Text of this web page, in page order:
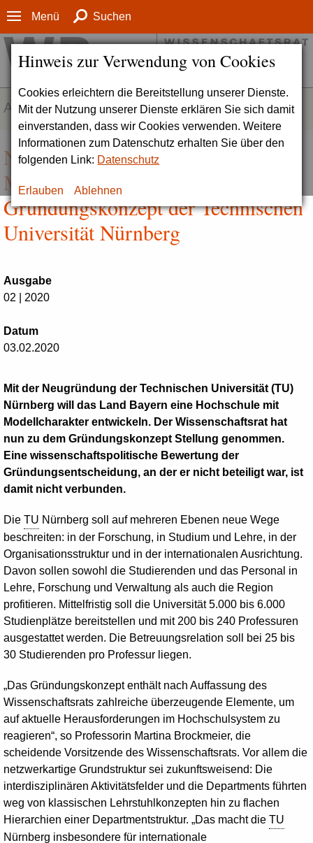
Hinweis zur Verwendung von Cookies
Cookies erleichtern die Bereitstellung unserer Dienste.
Mit der Nutzung unserer Dienste erklären Sie sich damit
einverstanden, dass wir Cookies verwenden. Weitere
Informationen zum Datenschutz erhalten Sie über den
folgenden Link: Datenschutz
Erlauben Ablehnen
Menü Suchen
AKTUELLES
Neue Universität mit
Modellcharakter: Zum
Gründungskonzept der Technischen
Universität Nürnberg
Ausgabe
02 | 2020
Datum
03.02.2020
Mit der Neugründung der Technischen Universität (TU)
Nürnberg will das Land Bayern eine Hochschule mit
Modellcharakter entwickeln. Der Wissenschaftsrat hat
nun zu dem Gründungskonzept Stellung genommen.
Eine wissenschaftspolitische Bewertung der
Gründungsentscheidung, an der er nicht beteiligt war, ist
damit nicht verbunden.
Die TU Nürnberg soll auf mehreren Ebenen neue Wege
beschreiten: in der Forschung, in Studium und Lehre, in der
Organisationsstruktur und in der internationalen Ausrichtung.
Davon sollen sowohl die Studierenden und das Personal in
Lehre, Forschung und Verwaltung als auch die Region
profitieren. Mittelfristig soll die Universität 5.000 bis 6.000
Studienplätze bereitstellen und mit 200 bis 240 Professuren
ausgestattet werden. Die Betreuungsrelation soll bei 25 bis
30 Studierenden pro Professur liegen.
„Das Gründungskonzept enthält nach Auffassung des
Wissenschaftsrats zahlreiche überzeugende Elemente, um
auf aktuelle Herausforderungen im Hochschulsystem zu
reagieren“, so Professorin Martina Brockmeier, die
scheidende Vorsitzende des Wissenschaftsrats. Vor allem die
netzwerkartige Grundstruktur sei zukunftsweisend: Die
interdisziplinären Aktivitätsfelder und die Departments führten
weg von klassischen Lehrstuhlkonzepten hin zu flachen
Hierarchien einer Departmentstruktur. „Das macht die TU
Nürnberg insbesondere für internationale